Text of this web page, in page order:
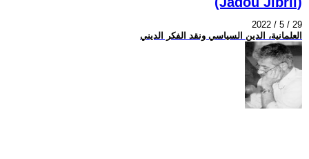
2022 / 5 / 29
العلمانية، الدين السياسي ونقد الفكر الديني